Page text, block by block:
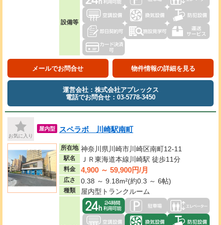
設備等
メールでお問合せ 物件情報の詳細を見る
運営会社：株式会社アプレックス
電話でお問合せ：03-5778-3450
お気に入り
屋内型 スペラボ 川崎駅南町
所在地 神奈川県川崎市川崎区南町12-11
駅名 ＪＲ東海道本線川崎駅 徒歩11分
料金 4,900 ～ 59,900円/月
広さ 0.38 ～ 9.18m²(約0.3 ～ 6帖)
種類 屋内型トランクルーム